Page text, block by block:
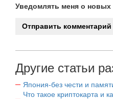
Уведомлять меня о новых
Другие статьи
Япония-без чести и
Что такое криптокарта и